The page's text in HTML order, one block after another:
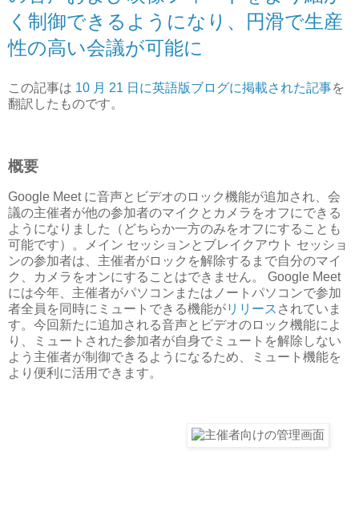
く制御できるようになり、円滑で生産
性の高い会議が可能に
この記事は 10 月 21 日に英語版ブログに掲載された記事を
翻訳したものです。
概要
Google Meet に音声とビデオのロック機能が追加され、会
議の主催者が他の参加者のマイクとカメラをオフにできる
ようになりました（どちらか一方のみをオフにすることも
可能です）。メイン セッションとブレイクアウト セッショ
ンの参加者は、主催者がロックを解除するまで自分のマイ
ク、カメラをオンにすることはできません。 Google Meet
には今年、主催者がパソコンまたはノートパソコンで参加
者全員を同時にミュートできる機能がリリース されていま
す。今回新たに追加される音声とビデオのロック機能によ
り、ミュートされた参加者が自身でミュートを解除しない
よう主催者が制御できるようになるため、ミュート機能を
より便利に活用できます。